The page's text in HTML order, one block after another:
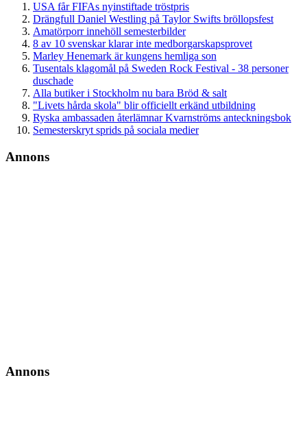
USA får FIFAs nyinstiftade tröstpris
Drängfull Daniel Westling på Taylor Swifts bröllopsfest
Amatörporr innehöll semesterbilder
8 av 10 svenskar klarar inte medborgarskapsprovet
Marley Henemark är kungens hemliga son
Tusentals klagomål på Sweden Rock Festival - 38 personer
duschade
Alla butiker i Stockholm nu bara Bröd & salt
"Livets hårda skola" blir officiellt erkänd utbildning
Ryska ambassaden återlämnar Kvarnströms anteckningsbok
Semesterskryt sprids på sociala medier
Annons
Annons